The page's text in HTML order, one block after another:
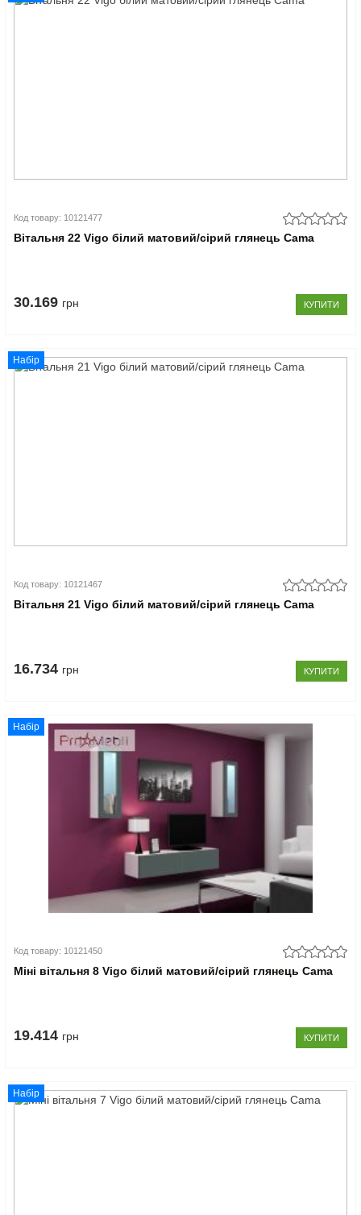
Код товару: 10121477
Вітальня 22 Vigo білий матовий/сірий глянець Cama
30.169 грн КУПИТИ
Набір
Код товару: 10121467
Вітальня 21 Vigo білий матовий/сірий глянець Cama
16.734 грн КУПИТИ
Набір
Код товару: 10121450
Міні вітальня 8 Vigo білий матовий/сірий глянець Cama
19.414 грн КУПИТИ
Набір